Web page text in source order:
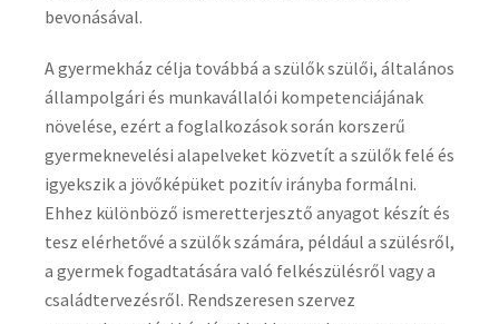
bevonásával.
A gyermekház célja továbbá a szülők szülői, általános
állampolgári és munkavállalói kompetenciájának
növelése, ezért a foglalkozások során korszerű
gyermeknevelési alapelveket közvetít a szülők felé és
igyekszik a jövőképüket pozitív irányba formálni.
Ehhez különböző ismeretterjesztő anyagot készít és
tesz elérhetővé a szülők számára, például a szülésről,
a gyermek fogadtatására való felkészülésről vagy a
családtervezésről. Rendszeresen szervez